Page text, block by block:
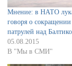
Мнение: в НАТО
говоря о сокращении
патрулей над
05.08.2015
В "Мы в СМИ"